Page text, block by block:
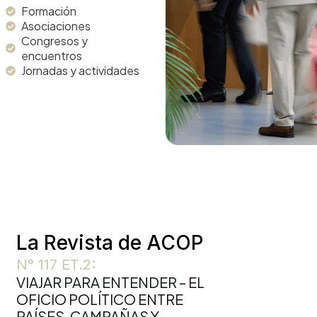
Formación
Asociaciones
Congresos y
encuentros
Jornadas y actividades​
La Revista de ACOP
N° 117 ET.2:
VIAJAR PARA ENTENDER – EL
OFICIO POLÍTICO ENTRE